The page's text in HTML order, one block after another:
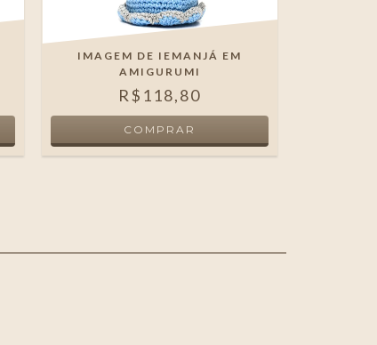
IMAGEM DE IEMANJÁ EM
AMIGURUMI
R$118,80